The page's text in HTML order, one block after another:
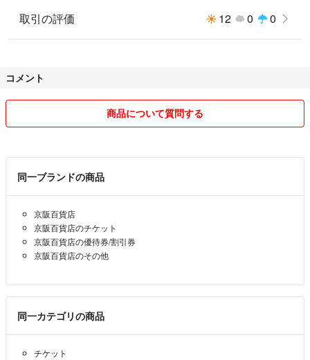
取引の評価 12 0 0
コメント
商品について質問する
同一ブランドの商品
京阪百貨店
京阪百貨店のチケット
京阪百貨店の優待券/割引券
京阪百貨店のその他
同一カテゴリの商品
チケット